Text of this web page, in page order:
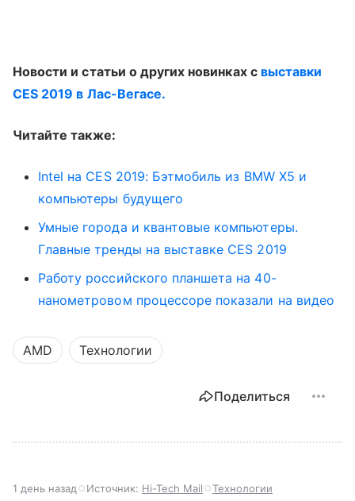
Новости и статьи о других новинках с выставки
CES 2019 в Лас-Вегасе.
Читайте также:
Intel на CES 2019: Бэтмобиль из BMW X5 и
компьютеры будущего
Умные города и квантовые компьютеры.
Главные тренды на выставке CES 2019
Работу российского планшета на 40-
нанометровом процессоре показали на видео
AMD Технологии
Поделиться
1 день назад Источник: Hi-Tech Mail Технологии